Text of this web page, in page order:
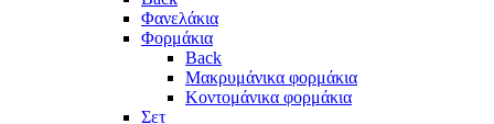
Φανελάκια
Φορμάκια
Back
Μακρυμάνικα φορμάκια
Κοντομάνικα φορμάκια
Σετ